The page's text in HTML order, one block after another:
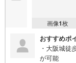
画像1枚
おすすめポ
・大阪城徒
が可能